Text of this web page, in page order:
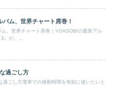
ム、世界チャート席巻！
、世界チャート席巻！YOASOBIの最新アル
』が、...
過ごし方
ごし方電車での移動時間を有効に使いたいと